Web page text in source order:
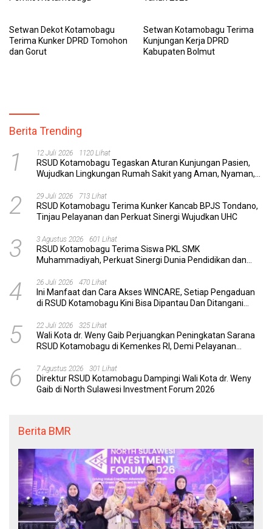
Setwan Dekot Kotamobagu
Terima Kunker DPRD Tomohon
dan Gorut
Setwan Kotamobagu Terima
Kunjungan Kerja DPRD
Kabupaten Bolmut
Berita Trending
1 12 Juli 2026 1120 Lihat
RSUD Kotamobagu Tegaskan Aturan Kunjungan Pasien,
Wujudkan Lingkungan Rumah Sakit yang Aman, Nyaman,
2 29 Juli 2026 713 Lihat
RSUD Kotamobagu Terima Kunker Kancab BPJS Tondano,
Tinjau Pelayanan dan Perkuat Sinergi Wujudkan UHC
3 3 Agustus 2026 601 Lihat
RSUD Kotamobagu Terima Siswa PKL SMK
Muhammadiyah, Perkuat Sinergi Dunia Pendidikan dan
4 26 Juli 2026 470 Lihat
Ini Manfaat dan Cara Akses WINCARE, Setiap Pengaduan
di RSUD Kotamobagu Kini Bisa Dipantau Dan Ditangani
5 22 Juli 2026 325 Lihat
Wali Kota dr. Weny Gaib Perjuangkan Peningkatan Sarana
RSUD Kotamobagu di Kemenkes RI, Demi Pelayanan
6 7 Agustus 2026 301 Lihat
Direktur RSUD Kotamobagu Dampingi Wali Kota dr. Weny
Gaib di North Sulawesi Investment Forum 2026
Berita BMR